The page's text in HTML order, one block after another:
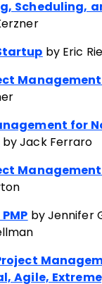
Scheduling,
by Eric
for
by Jack Ferraro
Management
by Jennifer
Agile,